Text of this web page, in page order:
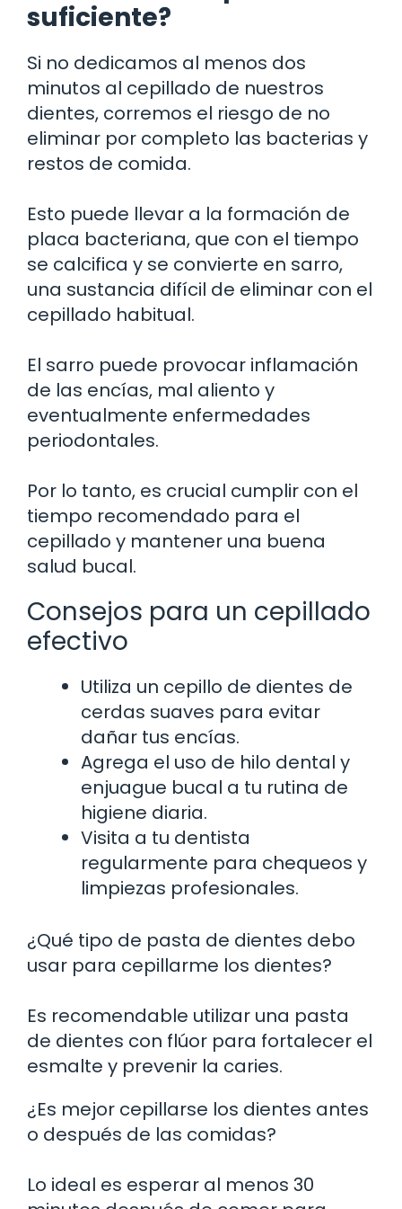
suficiente?
Si no dedicamos al menos dos
minutos al cepillado de nuestros
dientes, corremos el riesgo de no
eliminar por completo las bacterias y
restos de comida.
Esto puede llevar a la formación de
placa bacteriana, que con el tiempo
se calcifica y se convierte en sarro,
una sustancia difícil de eliminar con el
cepillado habitual.
El sarro puede provocar inflamación
de las encías, mal aliento y
eventualmente enfermedades
periodontales.
Por lo tanto, es crucial cumplir con el
tiempo recomendado para el
cepillado y mantener una buena
salud bucal.
Consejos para un cepillado
efectivo
Utiliza un cepillo de dientes de
cerdas suaves para evitar
dañar tus encías.
Agrega el uso de hilo dental y
enjuague bucal a tu rutina de
higiene diaria.
Visita a tu dentista
regularmente para chequeos y
limpiezas profesionales.
¿Qué tipo de pasta de dientes debo
usar para cepillarme los dientes?
Es recomendable utilizar una pasta
de dientes con flúor para fortalecer el
esmalte y prevenir la caries.
¿Es mejor cepillarse los dientes antes
o después de las comidas?
Lo ideal es esperar al menos 30